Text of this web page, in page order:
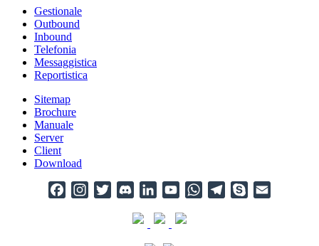
Gestionale
Outbound
Inbound
Telefonia
Messaggistica
Reportistica
Sitemap
Brochure
Manuale
Server
Client
Download
Channel